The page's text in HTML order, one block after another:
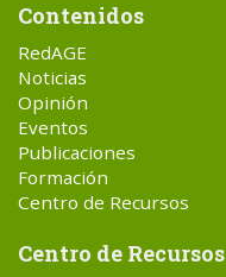
Contenidos
RedAGE
Noticias
Opinión
Eventos
Publicaciones
Formación
Centro de Recursos
Centro de Recursos